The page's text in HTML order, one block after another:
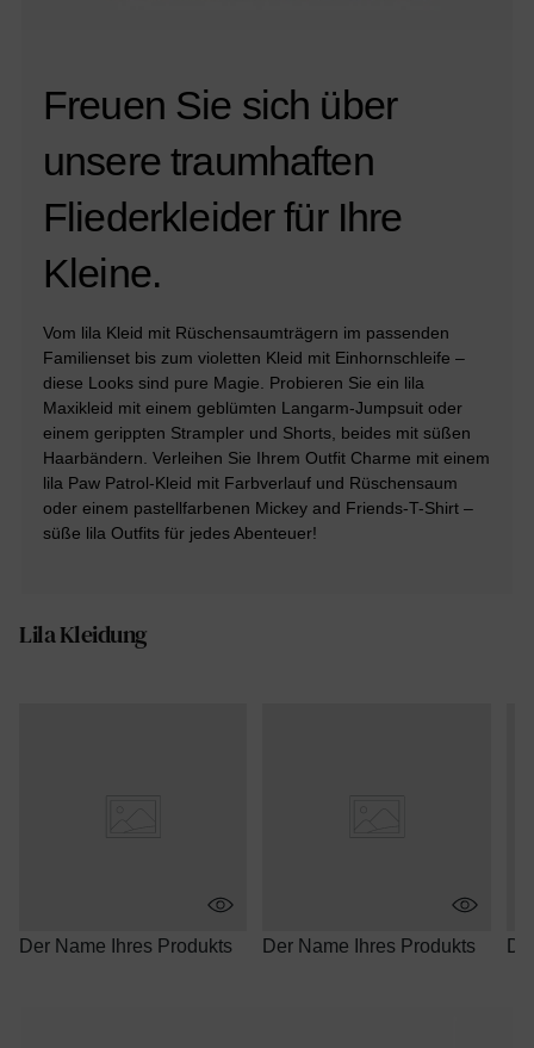
Freuen Sie sich über
unsere traumhaften
Fliederkleider für Ihre
Kleine.
Vom lila Kleid mit Rüschensaumträgern im passenden
Familienset bis zum violetten Kleid mit Einhornschleife –
diese Looks sind pure Magie. Probieren Sie ein lila
Maxikleid mit einem geblümten Langarm-Jumpsuit oder
einem gerippten Strampler und Shorts, beides mit süßen
Haarbändern. Verleihen Sie Ihrem Outfit Charme mit einem
lila Paw Patrol-Kleid mit Farbverlauf und Rüschensaum
oder einem pastellfarbenen Mickey and Friends-T-Shirt –
süße lila Outfits für jedes Abenteuer!
Lila Kleidung
Der Name Ihres Produkts Der Name Ihres Produkts